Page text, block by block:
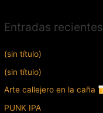
Entradas recientes
(sin título)
(sin título)
Arte callejero en la caña
PUNK IPA